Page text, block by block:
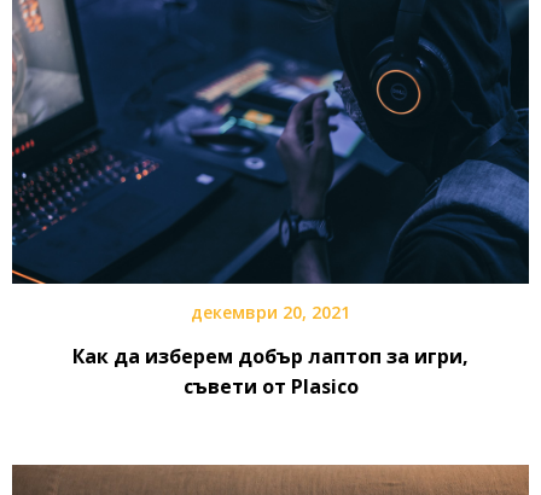
декември 20, 2021
Как да изберем добър лаптоп за игри,
съвети от Plasico